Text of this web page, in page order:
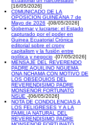
[16/05/2026]
C0MUNICADO DE LA
OPOSICION GUINEANA 7 de
Mayo de 2026 -[08/05/2026]
Gobernar y lucrarse: el Estado
capturado por el poder en
Guinea Ecuatorial Crónica
editorial sobre el crony
capitalism y la fusión entre
política y negocio -[07/05/2026]
MENSAJE DEL REVERENDO
PADRE AQUILINO NGUEMA
ONA NCHAMA CON MOTIVO DE
LOS OBSEQUIOS DEL
REVERENDISIMO PADRE
MONSEÑOR FORTUNATO
NSUE -[06/05/2026]
NOTA DE CONDOLENCIAS A
LOS FELIGRESES Y A LA
FAMILIA NATURAL DEL
REVERENDISIMO PADRE